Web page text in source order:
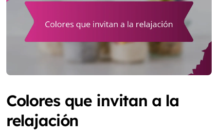
Colores que invitan a la
relajación